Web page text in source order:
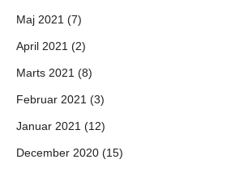
Maj 2021 (7)
April 2021 (2)
Marts 2021 (8)
Februar 2021 (3)
Januar 2021 (12)
December 2020 (15)